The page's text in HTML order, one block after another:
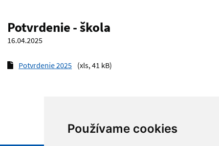
Používame cookies
Potvrdenie - škola
16.04.2025
Potvrdenie 2025 (xls, 41 kB)